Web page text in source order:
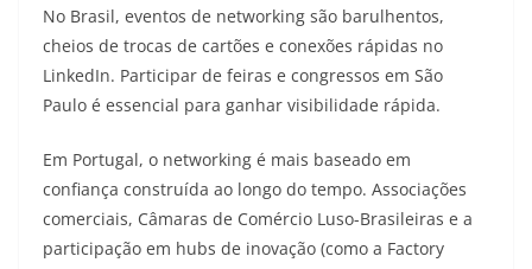
No Brasil, eventos de networking são barulhentos,
cheios de trocas de cartões e conexões rápidas no
LinkedIn. Participar de feiras e congressos em São
Paulo é essencial para ganhar visibilidade rápida.
Em Portugal, o networking é mais baseado em
confiança construída ao longo do tempo. Associações
comerciais, Câmaras de Comércio Luso-Brasileiras e a
participação em hubs de inovação (como a Factory